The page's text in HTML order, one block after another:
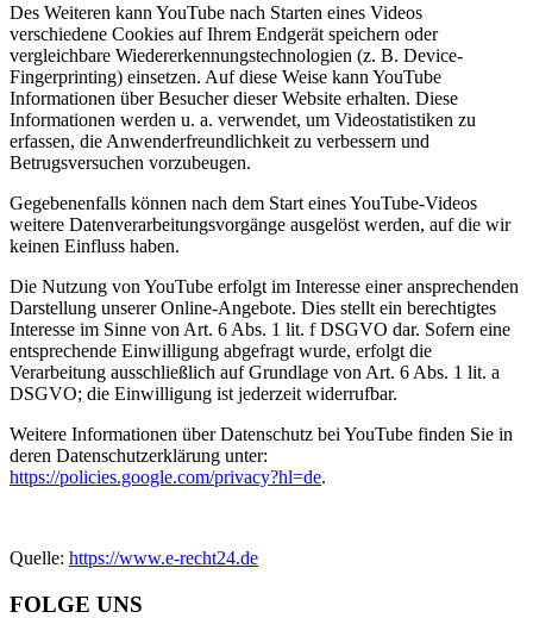
Des Weiteren kann YouTube nach Starten eines Videos
verschiedene Cookies auf Ihrem Endgerät speichern oder
vergleichbare Wiedererkennungstechnologien (z. B. Device-
Fingerprinting) einsetzen. Auf diese Weise kann YouTube
Informationen über Besucher dieser Website erhalten. Diese
Informationen werden u. a. verwendet, um Videostatistiken zu
erfassen, die Anwenderfreundlichkeit zu verbessern und
Betrugsversuchen vorzubeugen.
Gegebenenfalls können nach dem Start eines YouTube-Videos
weitere Datenverarbeitungsvorgänge ausgelöst werden, auf die wir
keinen Einfluss haben.
Die Nutzung von YouTube erfolgt im Interesse einer ansprechenden
Darstellung unserer Online-Angebote. Dies stellt ein berechtigtes
Interesse im Sinne von Art. 6 Abs. 1 lit. f DSGVO dar. Sofern eine
entsprechende Einwilligung abgefragt wurde, erfolgt die
Verarbeitung ausschließlich auf Grundlage von Art. 6 Abs. 1 lit. a
DSGVO; die Einwilligung ist jederzeit widerrufbar.
Weitere Informationen über Datenschutz bei YouTube finden Sie in
deren Datenschutzerklärung unter:
https://policies.google.com/privacy?hl=de.
Quelle: https://www.e-recht24.de
FOLGE UNS